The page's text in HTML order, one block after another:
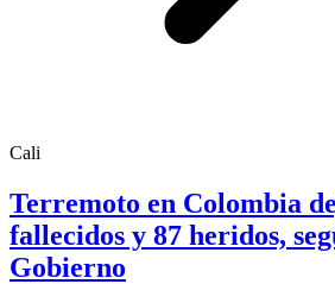
Cali
Terremoto en Colombia
fallecidos y 87 heridos,
Gobierno